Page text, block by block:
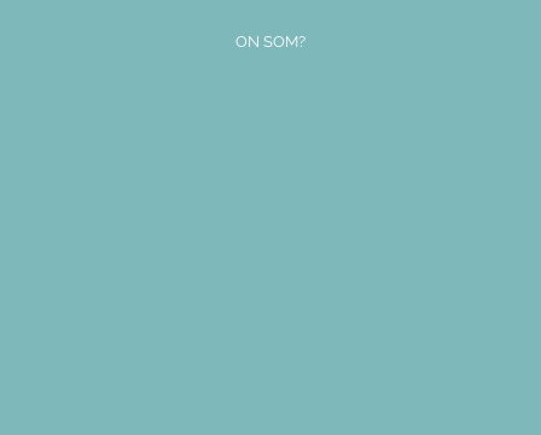
ON SOM?